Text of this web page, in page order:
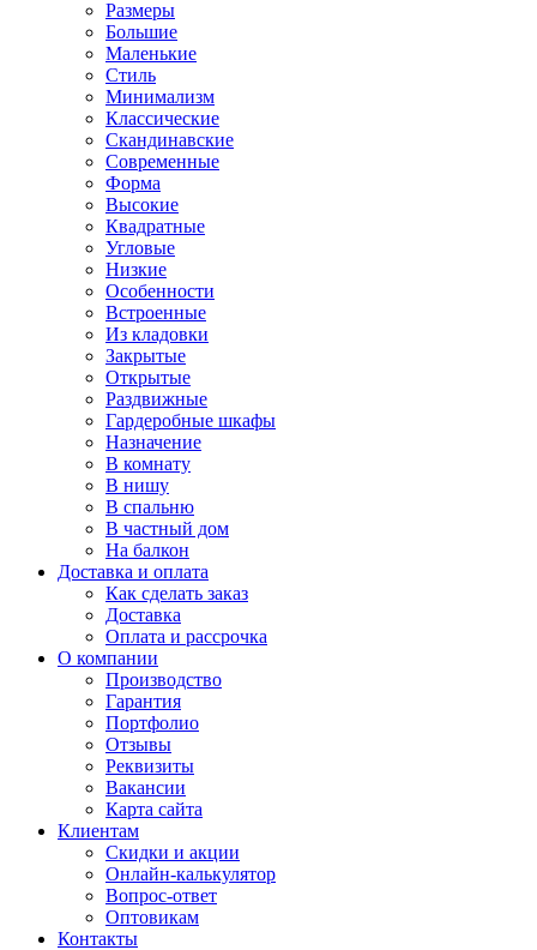
Размеры
Большие
Маленькие
Стиль
Минимализм
Классические
Скандинавские
Современные
Форма
Высокие
Квадратные
Угловые
Низкие
Особенности
Встроенные
Из кладовки
Закрытые
Открытые
Раздвижные
Гардеробные шкафы
Назначение
В комнату
В нишу
В спальню
В частный дом
На балкон
Доставка и оплата
Как сделать заказ
Доставка
Оплата и рассрочка
О компании
Производство
Гарантия
Портфолио
Отзывы
Реквизиты
Вакансии
Карта сайта
Клиентам
Скидки и акции
Онлайн-калькулятор
Вопрос-ответ
Оптовикам
Контакты